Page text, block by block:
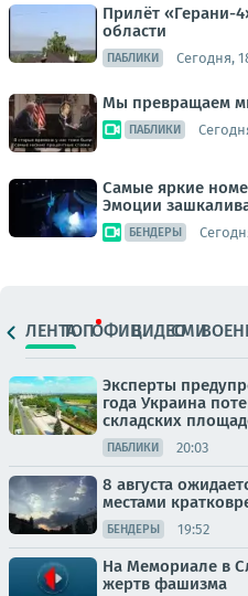
Прилёт «Герани-
области
ПАБЛИКИ Сегодня,
Мы превращаем
ПАБЛИКИ
Самые яркие
Эмоции
БЕНДЕРЫ
ЛЕНТАТОПОФИЦ.ВИДЕОСМИ
Эксперты
года Украина
складских
ПАБЛИКИ 20:03
8 августа
местами
БЕНДЕРЫ 19:52
На Мемориале в
жертв фашизма